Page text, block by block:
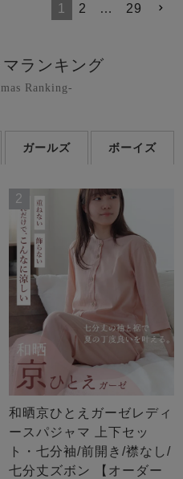
1 2 … 29
ランキング
Ranking-
ガールズ ボーイズ
2
和晒京ひとえガーゼレディ
ースパジャマ 上下セッ
ト・七分袖/前開き/襟なし/
七分丈ズボン 【オーダー